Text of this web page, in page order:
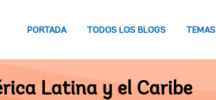
PORTADA TODOS LOS BLOGS TEMAS
Latina y el Caribe